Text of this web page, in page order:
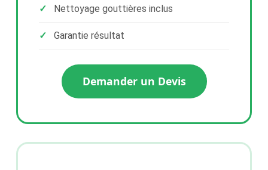
Nettoyage gouttières inclus
Garantie résultat
Demander un Devis